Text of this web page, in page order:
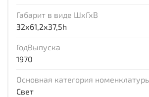
Габарит в виде ШхГхВ
32х61,2х37,5h
ГодВыпуска
1970
Основная категория
Свет